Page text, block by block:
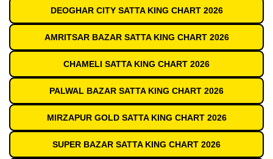
DEOGHAR CITY SATTA KING CHART 2026
AMRITSAR BAZAR SATTA KING CHART 2026
CHAMELI SATTA KING CHART 2026
PALWAL BAZAR SATTA KING CHART 2026
MIRZAPUR GOLD SATTA KING CHART 2026
SUPER BAZAR SATTA KING CHART 2026